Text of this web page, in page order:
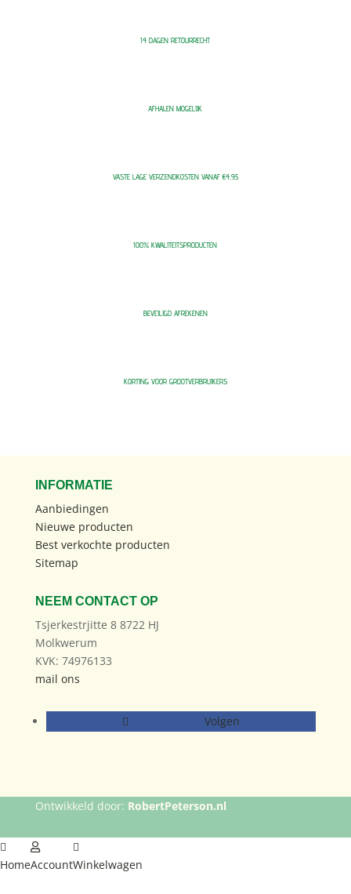
14 DAGEN RETOURRECHT
AFHALEN MOGELIJK
VASTE LAGE VERZENDKOSTEN VANAF €4,95
100% KWALITEITSPRODUCTEN
BEVEILIGD AFREKENEN
KORTING VOOR GROOTVERBRUIKERS
INFORMATIE
Aanbiedingen
Nieuwe producten
Best verkochte producten
Sitemap
NEEM CONTACT OP
Tsjerkestrjitte 8 8722 HJ
Molkwerum
KVK: 74976133
mail ons
Volgen
Ontwikkeld door: RobertPeterson.nl
HomeAccountWinkelwagen